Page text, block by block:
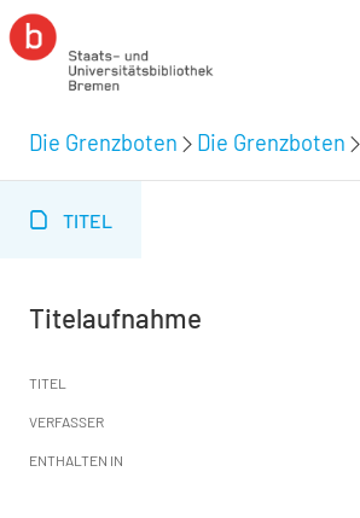
Die Grenzboten Die Grenzboten
TITEL
Titelaufnahme
TITEL
VERFASSER
ENTHALTEN IN